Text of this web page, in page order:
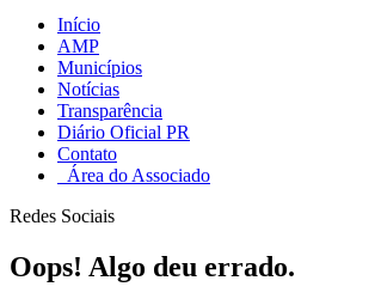
Início
AMP
Municípios
Notícias
Transparência
Diário Oficial PR
Contato
Área do Associado
Redes Sociais
Oops! Algo deu errado.